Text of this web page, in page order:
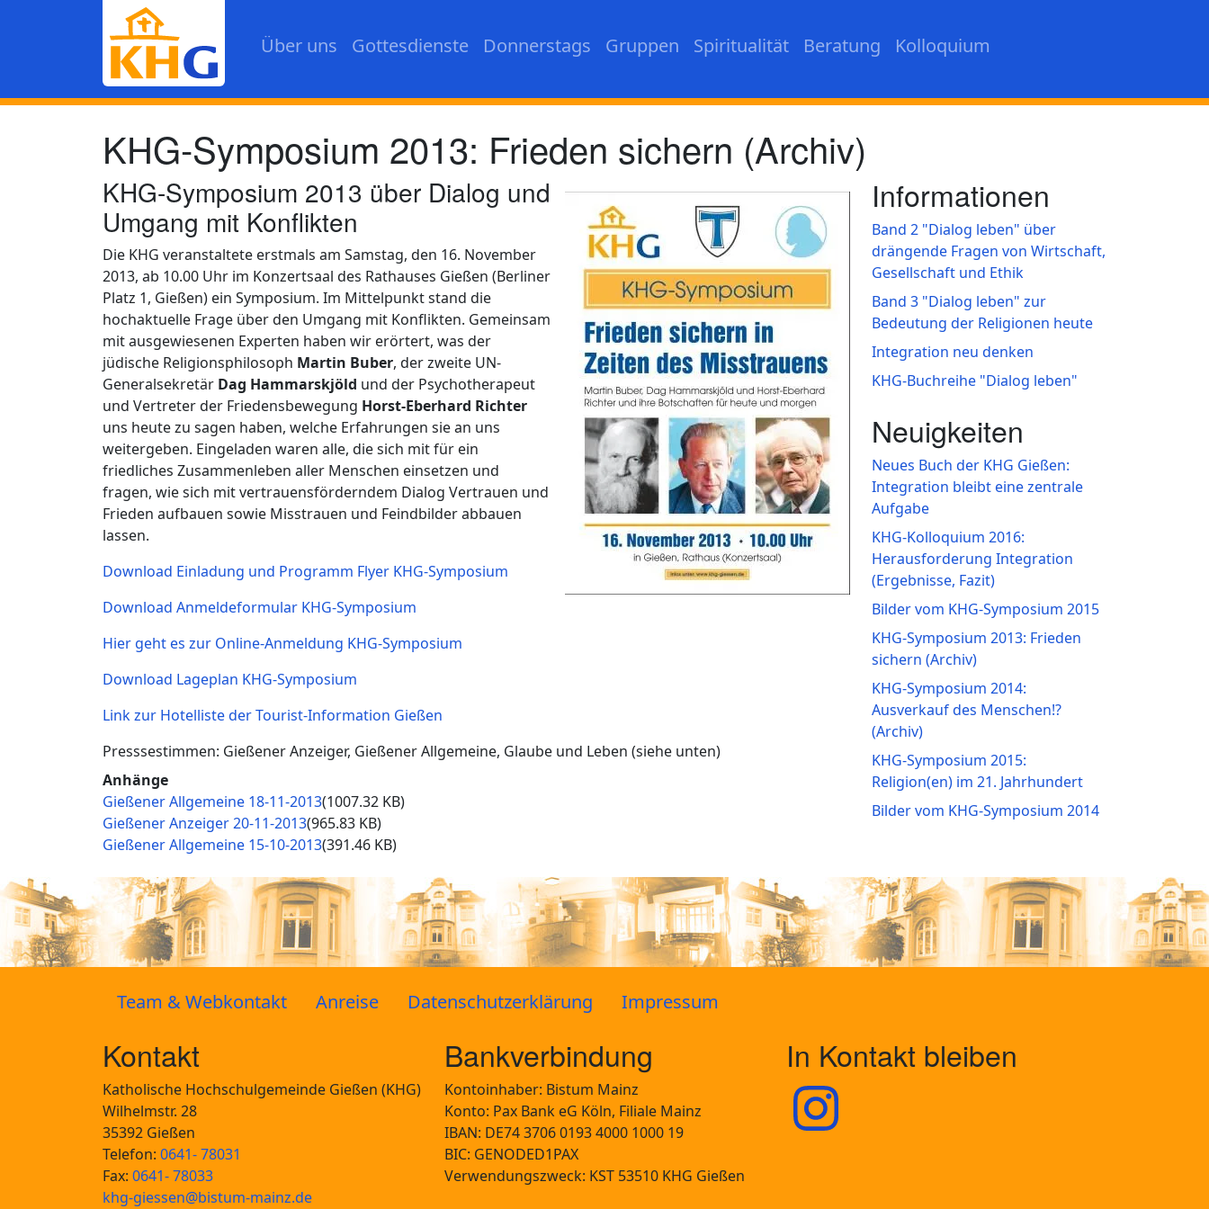
Über uns Gottesdienste Donnerstags Gruppen Spiritualität Beratung Kolloquium
KHG-Symposium 2013: Frieden sichern (Archiv)
KHG-Symposium 2013 über Dialog und
Umgang mit Konflikten
Die KHG veranstaltete erstmals am Samstag, den 16. November
2013, ab 10.00 Uhr im Konzertsaal des Rathauses Gießen (Berliner
Platz 1, Gießen) ein Symposium. Im Mittelpunkt stand die
hochaktuelle Frage über den Umgang mit Konflikten. Gemeinsam
mit ausgewiesenen Experten haben wir erörtert, was der
jüdische Religionsphilosoph Martin Buber, der zweite UN-
Generalsekretär Dag Hammarskjöld und der Psychotherapeut
und Vertreter der Friedensbewegung Horst-Eberhard Richter
uns heute zu sagen haben, welche Erfahrungen sie an uns
weitergeben. Eingeladen waren alle, die sich mit für ein
friedliches Zusammenleben aller Menschen einsetzen und
fragen, wie sich mit vertrauensförderndem Dialog Vertrauen und
Frieden aufbauen sowie Misstrauen und Feindbilder abbauen
lassen.
Download Einladung und Programm Flyer KHG-Symposium
Download Anmeldeformular KHG-Symposium
Hier geht es zur Online-Anmeldung KHG-Symposium
Download Lageplan KHG-Symposium
Link zur Hotelliste der Tourist-Information Gießen
Presssestimmen: Gießener Anzeiger, Gießener Allgemeine, Glaube und Leben (siehe unten)
Anhänge
Document
Gießener Allgemeine 18-11-2013(1007.32 KB)
Document
Gießener Anzeiger 20-11-2013(965.83 KB)
Document
Gießener Allgemeine 15-10-2013(391.46 KB)
Informationen
Band 2 "Dialog leben" über
drängende Fragen von Wirtschaft,
Gesellschaft und Ethik
Band 3 "Dialog leben" zur
Bedeutung der Religionen heute
Integration neu denken
KHG-Buchreihe "Dialog leben"
Neuigkeiten
Neues Buch der KHG Gießen:
Integration bleibt eine zentrale
Aufgabe
KHG-Kolloquium 2016:
Herausforderung Integration
(Ergebnisse, Fazit)
Bilder vom KHG-Symposium 2015
KHG-Symposium 2013: Frieden
sichern (Archiv)
KHG-Symposium 2014:
Ausverkauf des Menschen!?
(Archiv)
KHG-Symposium 2015:
Religion(en) im 21. Jahrhundert
Bilder vom KHG-Symposium 2014
Team & Webkontakt Anreise Datenschutzerklärung Impressum
Kontakt
Katholische Hochschulgemeinde Gießen (KHG)
Wilhelmstr. 28
35392 Gießen
Telefon: 0641- 78031
Fax: 0641- 78033
khg-giessen@bistum-mainz.de
Bankverbindung
Kontoinhaber: Bistum Mainz
Konto: Pax Bank eG Köln, Filiale Mainz
IBAN: DE74 3706 0193 4000 1000 19
BIC: GENODED1PAX
Verwendungszweck: KST 53510 KHG Gießen
In Kontakt bleiben